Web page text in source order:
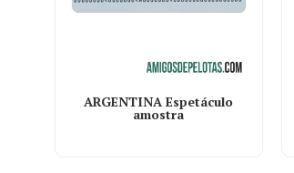
ARGENTINA Espetáculo
amostra